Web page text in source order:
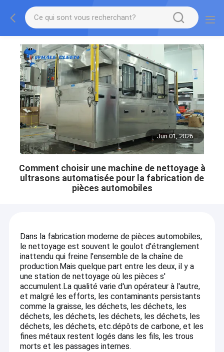
Jun 01, 2026
Comment choisir une machine de nettoyage à
ultrasons automatisée pour la fabrication de
pièces automobiles
Dans la fabrication moderne de pièces automobiles,
le nettoyage est souvent le goulot d'étranglement
inattendu qui freine l'ensemble de la chaîne de
production.Mais quelque part entre les deux, il y a
une station de nettoyage où les pièces s'
accumulent.La qualité varie d'un opérateur à l'autre,
et malgré les efforts, les contaminants persistants
comme la graisse, les déchets, les déchets, les
déchets, les déchets, les déchets, les déchets, les
déchets, les déchets, etc.dépôts de carbone, et les
fines métaux restent logés dans les fils, les trous
morts et les passages internes.